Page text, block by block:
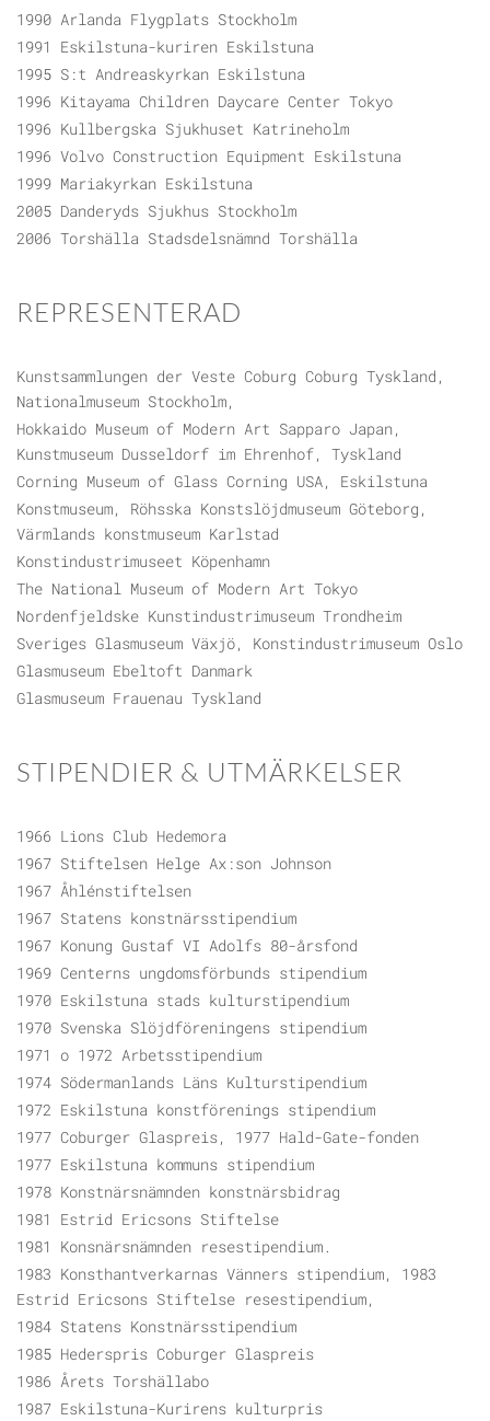
1990 Arlanda Flygplats Stockholm
1991 Eskilstuna-kuriren Eskilstuna
1995 S:t Andreaskyrkan Eskilstuna
1996 Kitayama Children Daycare Center Tokyo
1996 Kullbergska Sjukhuset Katrineholm
1996 Volvo Construction Equipment Eskilstuna
1999 Mariakyrkan Eskilstuna
2005 Danderyds Sjukhus Stockholm
2006 Torshälla Stadsdelsnämnd Torshälla
REPRESENTERAD
Kunstsammlungen der Veste Coburg Coburg Tyskland,
Nationalmuseum Stockholm,
Hokkaido Museum of Modern Art Sapparo Japan,
Kunstmuseum Dusseldorf im Ehrenhof, Tyskland
Corning Museum of Glass Corning USA, Eskilstuna
Konstmuseum, Röhsska Konstslöjdmuseum Göteborg,
Värmlands konstmuseum Karlstad
Konstindustrimuseet Köpenhamn
The National Museum of Modern Art Tokyo
Nordenfjeldske Kunstindustrimuseum Trondheim
Sveriges Glasmuseum Växjö, Konstindustrimuseum Oslo
Glasmuseum Ebeltoft Danmark
Glasmuseum Frauenau Tyskland
STIPENDIER & UTMÄRKELSER
1966 Lions Club Hedemora
1967 Stiftelsen Helge Ax:son Johnson
1967 Åhlénstiftelsen
1967 Statens konstnärsstipendium
1967 Konung Gustaf VI Adolfs 80-årsfond
1969 Centerns ungdomsförbunds stipendium
1970 Eskilstuna stads kulturstipendium
1970 Svenska Slöjdföreningens stipendium
1971 o 1972 Arbetsstipendium
1974 Södermanlands Läns Kulturstipendium
1972 Eskilstuna konstförenings stipendium
1977 Coburger Glaspreis, 1977 Hald-Gate-fonden
1977 Eskilstuna kommuns stipendium
1978 Konstnärsnämnden konstnärsbidrag
1981 Estrid Ericsons Stiftelse
1981 Konsnärsnämnden resestipendium.
1983 Konsthantverkarnas Vänners stipendium, 1983
Estrid Ericsons Stiftelse resestipendium,
1984 Statens Konstnärsstipendium
1985 Hederspris Coburger Glaspreis
1986 Årets Torshällabo
1987 Eskilstuna-Kurirens kulturpris